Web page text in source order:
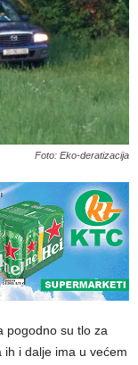
Foto: Eko-deratizacija
pogodno su tlo za
ih i dalje ima u većem